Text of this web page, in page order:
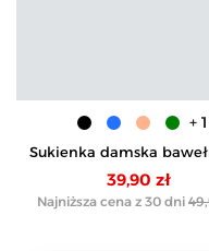
Sukienka damska
tuba przed kolano
39,90 zł
Najniższa cena z 30 dni
+ 1